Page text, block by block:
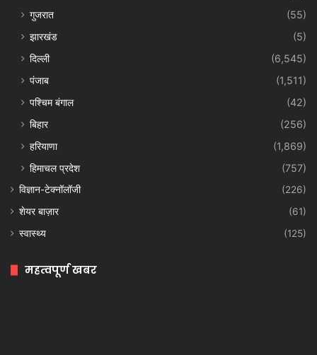
गुजरात
(55)
झारखंड
(5)
दिल्ली
(6,545)
पंजाब
(1,511)
पश्चिम बंगाल
(42)
बिहार
(256)
हरियाणा
(1,869)
हिमाचल प्रदेश
(757)
विज्ञान-टेक्नॉलॉजी
(226)
शेयर बाज़ार
(61)
स्वास्थ्य
(125)
महत्वपूर्ण खबर